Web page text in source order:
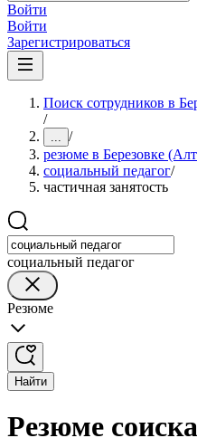
Войти
Войти
Зарегистрироваться
Поиск сотрудников в
/
... /
резюме в Березовке
социальный педагог/
частичная занятость
социальный педагог
Резюме
Найти
Резюме